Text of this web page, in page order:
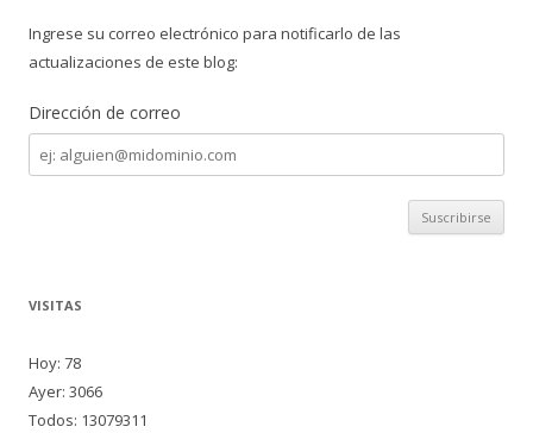
Ingrese su correo electrónico para notificarlo de las
actualizaciones de este blog:
Dirección de correo
Dirección
de
correo
VISITAS
Hoy: 78
Ayer: 3066
Todos: 13079311